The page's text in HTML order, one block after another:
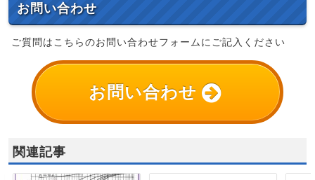
お問い合わせ
ご質問はこちらのお問い合わせフォームにご記入ください
お問い合わせ
関連記事